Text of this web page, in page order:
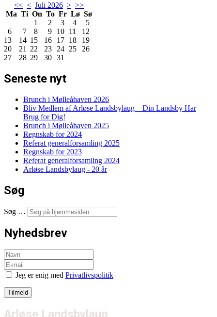
<< < Juli 2026 > >>
Ma Ti On To Fr Lø Sø
1
2 3 4
5
6
7 8 9 10 11
12
13
14 15 16 17 18
19
20
21 22 23 24 25
26
27
28 29 30 31
Seneste nyt
Brunch i Mølleåhaven 2026
Bliv Medlem af Arløse Landsbylaug – Din Landsby Har
Brug for Dig!
Brunch i Mølleåhaven 2025
Regnskab for 2024
Referat generalforsamling 2025
Regnskab for 2023
Referat generalforsamling 2024
Arløse Landsbylaug - 20 år
Søg
Søg …
Nyhedsbrev
Jeg er enig med Privatlivspolitik
Arløse Landsbylaug